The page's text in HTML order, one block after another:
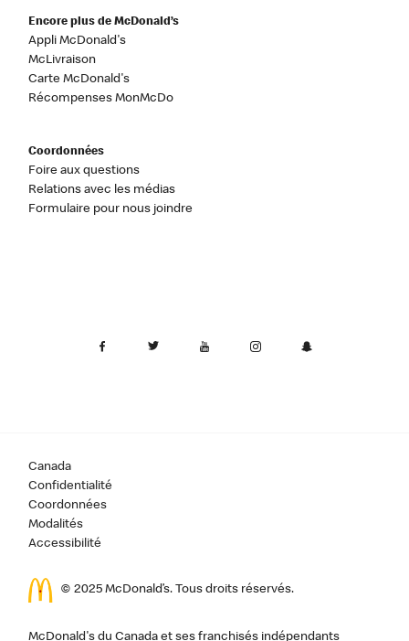
Encore plus de McDonald’s
Appli McDonald's
McLivraison
Carte McDonald's
Récompenses MonMcDo
Coordonnées
Foire aux questions
Relations avec les médias
Formulaire pour nous joindre
Canada
Confidentialité
Coordonnées
Modalités
Accessibilité
© 2025 McDonald’s. Tous droits réservés.
McDonald's du Canada et ses franchisés indépendants